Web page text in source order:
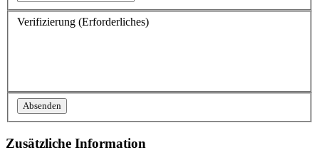
Verifizierung (Erforderliches)
Zusätzliche Information